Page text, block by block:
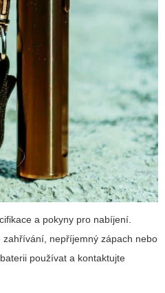
a pokyny pro nabíjení.
nepříjemný zápach nebo
používat a kontaktujte